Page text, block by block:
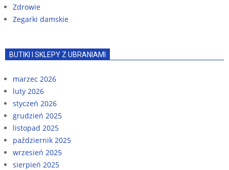
Zdrowie
Zegarki damskie
BUTIKI I SKLEPY Z UBRANIAMI
marzec 2026
luty 2026
styczeń 2026
grudzień 2025
listopad 2025
październik 2025
wrzesień 2025
sierpień 2025